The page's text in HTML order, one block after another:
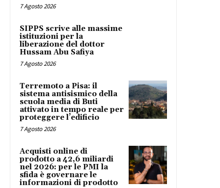
7 Agosto 2026
SIPPS scrive alle massime
istituzioni per la
liberazione del dottor
Hussam Abu Safiya
7 Agosto 2026
Terremoto a Pisa: il
sistema antisismico della
scuola media di Buti
attivato in tempo reale per
proteggere l’edificio
7 Agosto 2026
Acquisti online di
prodotto a 42,6 miliardi
nel 2026: per le PMI la
sfida è governare le
informazioni di prodotto